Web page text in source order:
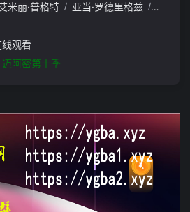
。 在这里，可以看到难以触及的
示，可以看到CSI探员如何为死者沉
罪行背后又掩藏着怎样的故事和动
分析让人在信服的同时不禁惊叹科技
米丽·普格特 / 亚当·罗德里格兹 / 瑞克斯
观看
阿密第十季